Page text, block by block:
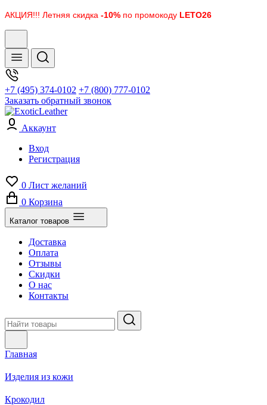
АКЦИЯ!!! Летняя скидка -10% по промокоду LETO26
+7 (495) 374-0102 +7 (800) 777-0102
Заказать обратный звонок
Аккаунт
Вход
Регистрация
0 Лист желаний
0 Корзина
Каталог товаров
Доставка
Оплата
Отзывы
Скидки
О нас
Контакты
Главная
Изделия из кожи
Крокодил